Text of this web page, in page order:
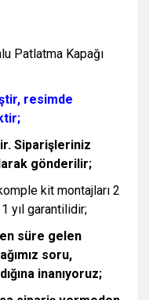
Patlatma Kapağı
resimde
Siparişleriniz
gönderilir;
kit montajları 2
yıl garantilidir;
süre gelen
soru,
inanıyoruz;